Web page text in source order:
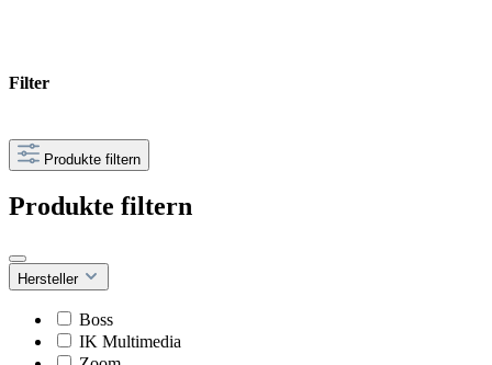
Filter
Produkte filtern
Produkte filtern
Hersteller
Boss
IK Multimedia